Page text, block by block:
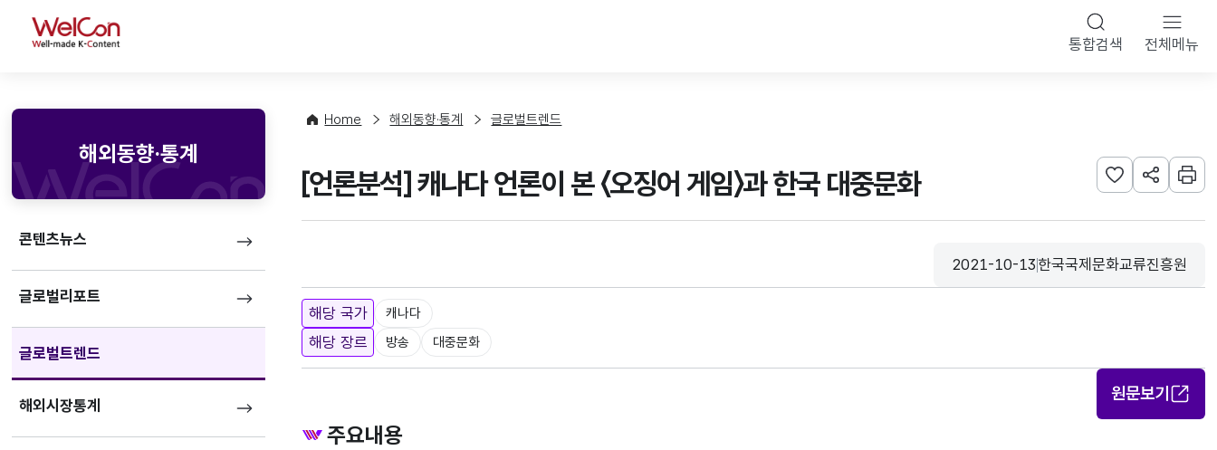
WelCon 통합검색 전체메뉴
해외동향·통계
콘텐츠뉴스
글로벌리포트
글로벌트렌드
해외시장통계
Home 해외동향·통계 글로벌트렌드
[언론분석] 캐나다 언론이 본 〈오징어 게임〉과 한국 대중문화 관심사 등록하기
URL 공유하
인쇄
등록일
2021-10-13
수집기관
한국국제문화교류진흥원
해당 국가 캐나다
해당 장르 방송 대중문화
원문보기
주요내용